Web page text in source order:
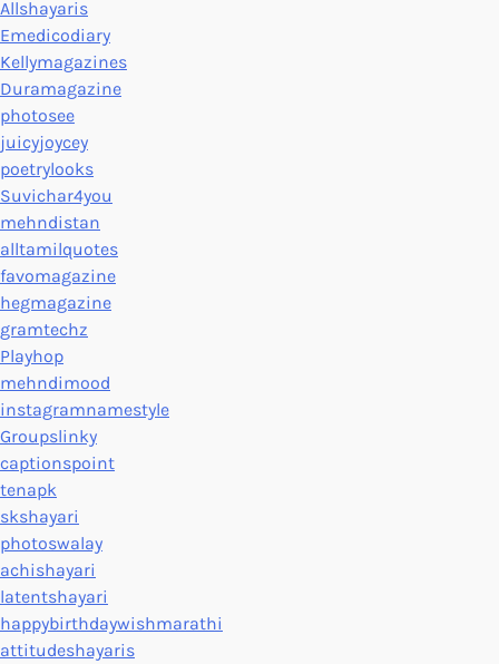
Allshayaris
Emedicodiary
Kellymagazines
Duramagazine
photosee
juicyjoycey
poetrylooks
Suvichar4you
mehndistan
alltamilquotes
favomagazine
hegmagazine
gramtechz
Playhop
mehndimood
instagramnamestyle
Groupslinky
captionspoint
tenapk
skshayari
photoswalay
achishayari
latentshayari
happybirthdaywishmarathi
attitudeshayaris